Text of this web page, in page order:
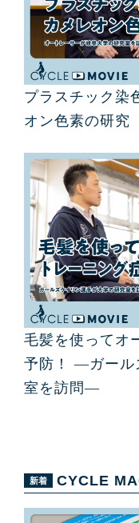
プラスチック染
オン色素の研究
毛髪を使ってオ
予防！ ―ガール
室を訪問―
CYCLE